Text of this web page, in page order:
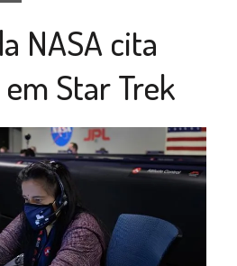
NASA cita
Star Trek